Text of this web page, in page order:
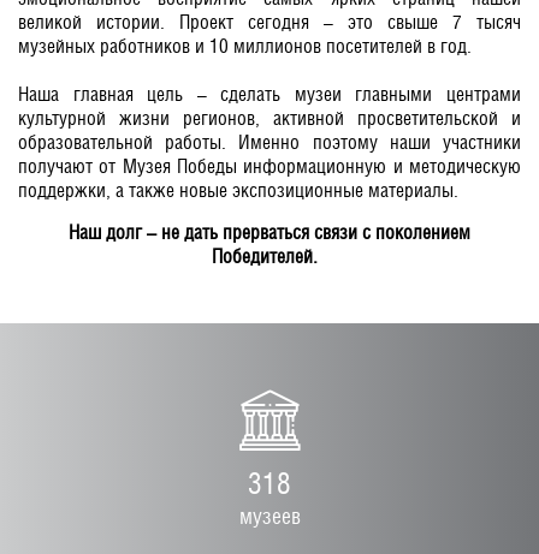
великой истории. Проект сегодня – это свыше 7 тысяч
музейных работников и 10 миллионов посетителей в год.
Наша главная цель – сделать музеи главными центрами
культурной жизни регионов, активной просветительской и
образовательной работы. Именно поэтому наши участники
получают от Музея Победы информационную и методическую
поддержки, а также новые экспозиционные материалы.
Наш долг – не дать прерваться связи с поколением
Победителей.
318
музеев